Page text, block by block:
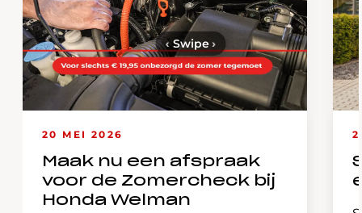
20 MEI 2026
Maak nu een afspraak
voor de Zomercheck bij
Honda Welman
‹ Swipe›